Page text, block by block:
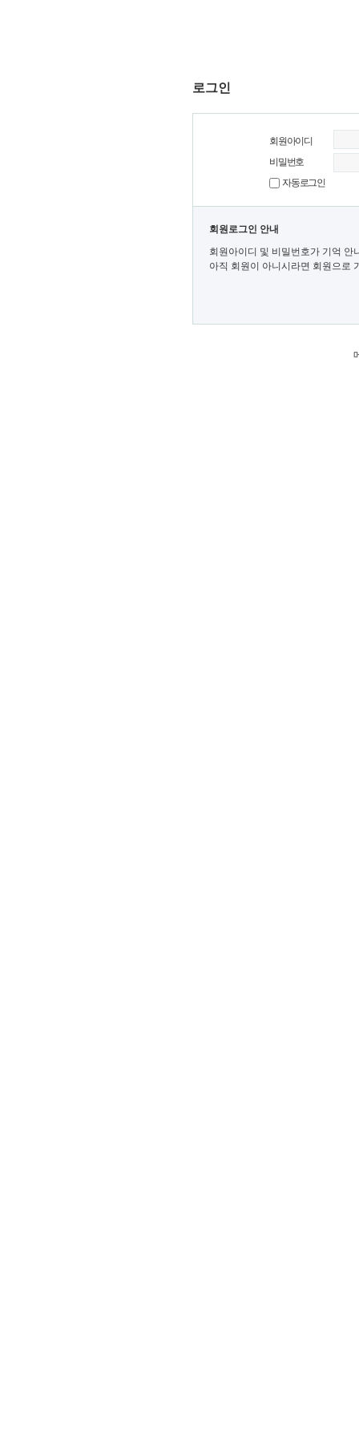
로그인
회원아이디
비밀번호
자동로그인
회원로그인 안내
회원아이디 및 비밀번호가 기억 안
아직 회원이 아니시라면 회원으로